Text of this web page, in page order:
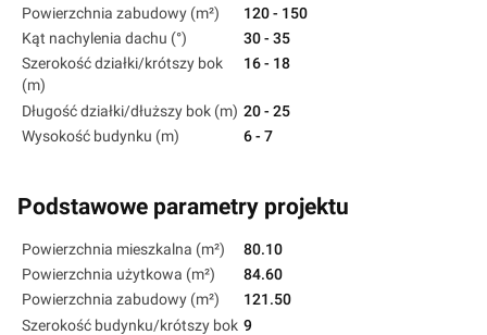
Powierzchnia zabudowy (m²)
120 - 150
Kąt nachylenia dachu (°)
30 - 35
Szerokość działki/krótszy bok
(m)
16 - 18
Długość działki/dłuższy bok (m) 20 - 25
Wysokość budynku (m)
6 - 7
Podstawowe parametry projektu
Powierzchnia mieszkalna (m²)
80.10
Powierzchnia użytkowa (m²)
84.60
Powierzchnia zabudowy (m²)
121.50
Szerokość budynku/krótszy bok 9